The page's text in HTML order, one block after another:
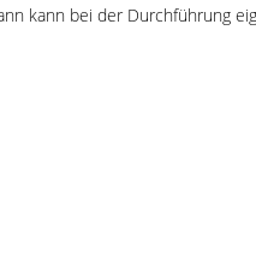
kann bei der Durchführung